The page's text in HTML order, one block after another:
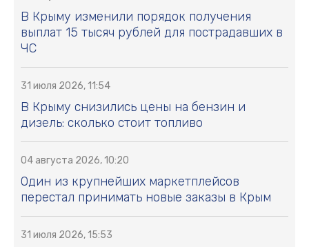
В Крыму изменили порядок получения
выплат 15 тысяч рублей для пострадавших в
ЧС
31 июля 2026, 11:54
В Крыму снизились цены на бензин и
дизель: сколько стоит топливо
04 августа 2026, 10:20
Один из крупнейших маркетплейсов
перестал принимать новые заказы в Крым
31 июля 2026, 15:53